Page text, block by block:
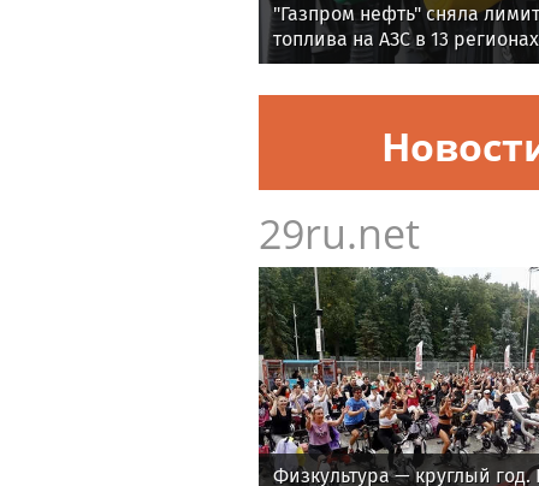
"Газпром нефть" сняла
топлива на АЗС в 13 регионах
29ru.net
Физкультура — круглый год.